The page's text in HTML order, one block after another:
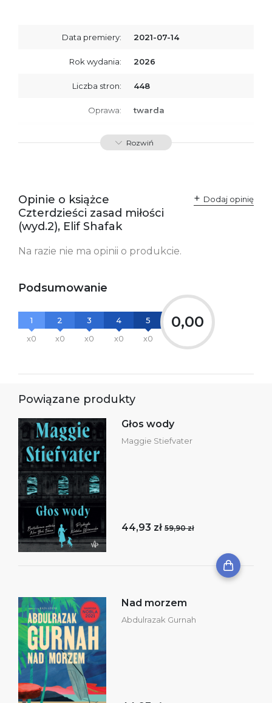
Data premiery: 2021-07-14
Rok wydania: 2026
Liczba stron: 448
Oprawa: twarda
ISBN 9788368889482
odpowiedzialne za
zgodność produktu z
przepisami:
61-701 Poznań
bezpieczeństwa:
Rozwiń
Opinie o książce
Czterdzieści zasad miłości
(wyd.2), Elif Shafak
Dodaj opinię
Na razie nie ma opinii o produkcie.
Podsumowanie
1
x0
2
x0
3
x0
4
x0
5
x0
0,00
Powiązane produkty
Głos wody
Maggie Stiefvater
44,93 zł 59,90 zł
Nad morzem
Abdulrazak Gurnah